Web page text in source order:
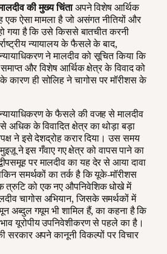
की मुख्य चिंताअपने विशेष आर्थिक
एक ऐसा मामला है जो असंगत नीतियों और
गया है कि उसे किससे बातचीत करनी
न्यायालय के फैसले के बाद,
ने मालदीव को सूचित किया कि
और विशेष आर्थिक क्षेत्र के विवाद को
कारण ही सोलिह ने चागोस पर मॉरीशस के
न्यायाधिकरण के फैसले की वजह से मालदीव
अधिक के विवादित क्षेत्र का थोड़ा बड़ा
ने इसे देशद्रोह करार दिया। उस समय
ने इस गँवाए गए क्षेत्र को वापस पाने का
पर मालदीव का यह देर से आया दावा
समर्थकों का तर्क है कि यूके-मॉरीशस
को एक नए औपनिवेशिक धोखे में
चागोस अभियान, जिसके समर्थकों में
अब्दुल गयूम भी शामिल हैं, का कहना है कि
यूरोपीय उपनिवेशीकरण से पहले का है।
सरकार अपने कानूनी विकल्पों पर विचार